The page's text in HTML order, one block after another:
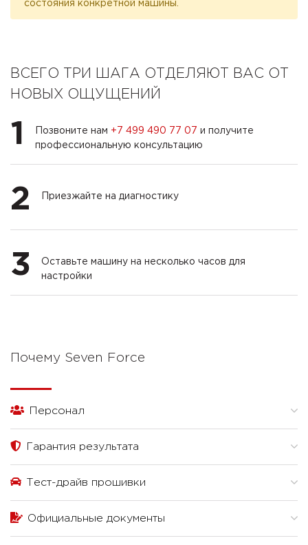
состояния конкретной машины.
ВСЕГО ТРИ ШАГА ОТДЕЛЯЮТ ВАС ОТ
НОВЫХ ОЩУЩЕНИЙ
1 Позвоните нам +7 499 490 77 07 и получите
профессиональную консультацию
2 Приезжайте на диагностику
3
Оставьте машину на несколько часов для
настройки
Почему Seven Force
Персонал
Гарантия результата
Тест-драйв прошивки
Официальные документы